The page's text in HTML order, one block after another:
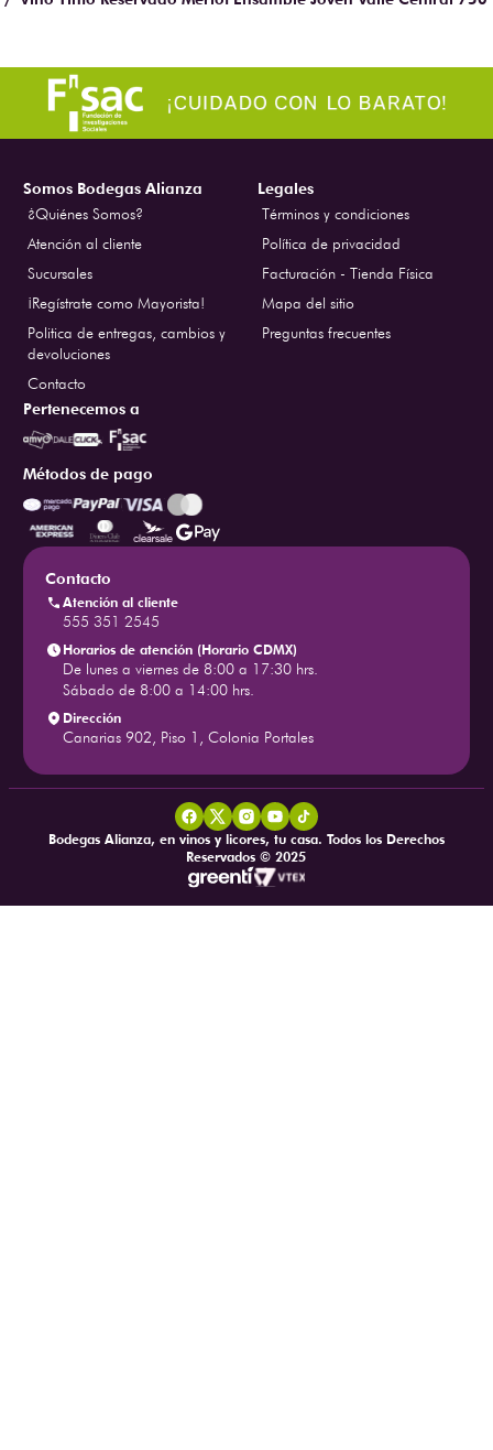
Somos Bodegas Alianza
¿Quiénes Somos?
Atención al cliente
Sucursales
¡Regístrate como Mayorista!
Politica de entregas, cambios y
devoluciones
Contacto
Legales
Términos y condiciones
Política de privacidad
Facturación - Tienda Física
Mapa del sitio
Preguntas frecuentes
Pertenecemos a
Métodos de pago
Contacto
Atención al cliente
555 351 2545
Horarios de atención (Horario CDMX)
De lunes a viernes de 8:00 a 17:30 hrs.
Sábado de 8:00 a 14:00 hrs.
Dirección
Canarias 902, Piso 1, Colonia Portales
Bodegas Alianza, en vinos y licores, tu casa. Todos los Derechos
Reservados © 2025